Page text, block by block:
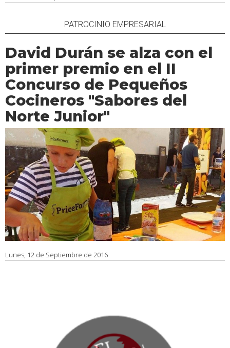
PATROCINIO EMPRESARIAL
David Durán se alza con el
primer premio en el II
Concurso de Pequeños
Cocineros "Sabores del
Norte Junior"
Lunes, 12 de Septiembre de 2016